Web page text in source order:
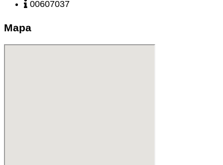
00607037
Mapa